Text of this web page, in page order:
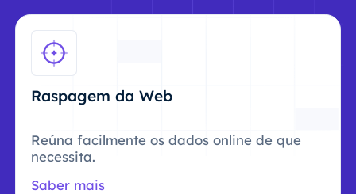
Raspagem da Web
Reúna facilmente os dados online de que
necessita.
Saber mais